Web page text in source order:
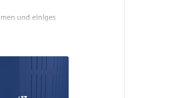
und einiges
die Poolbar…